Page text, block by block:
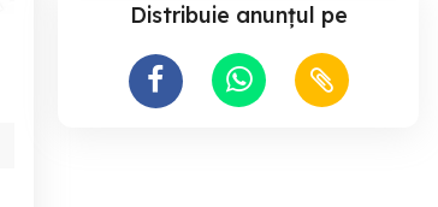
Distribuie anunțul pe